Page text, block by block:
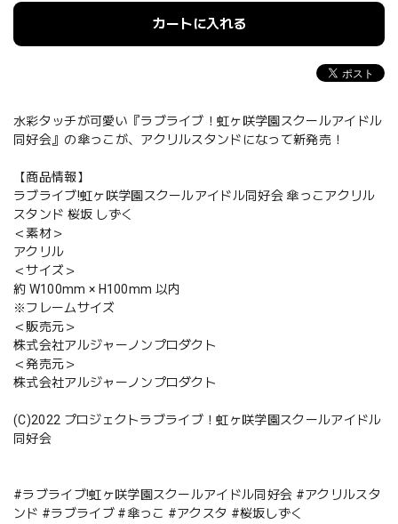
カートに入れる
水彩タッチが可愛い『ラブライブ！虹ヶ咲学園スクールアイドル
同好会』の傘っこが、アクリルスタンドになって新発売！
【商品情報】
ラブライブ!虹ヶ咲学園スクールアイドル同好会 傘っこアクリル
スタンド 桜坂 しずく
＜素材＞
アクリル
＜サイズ＞
約 W100mm × H100mm 以内
※フレームサイズ
＜販売元＞
株式会社アルジャーノンプロダクト
＜発売元＞
株式会社アルジャーノンプロダクト
(C)2022 プロジェクトラブライブ！虹ヶ咲学園スクールアイドル
同好会
#ラブライブ!虹ヶ咲学園スクールアイドル同好会 #アクリルスタ
ンド #ラブライブ #傘っこ #アクスタ #桜坂しずく